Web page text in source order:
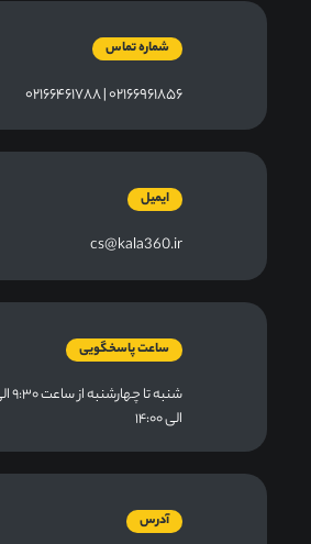
شماره تماس
۰۲۱۶۶۹۶۱۸۵۶ | ۰۲۱۶۶۴۶۱۷۸۸
ایمیل
cs@kala360.ir
ساعت پاسخگویی
الی ۱۴:۰۰
آدرس